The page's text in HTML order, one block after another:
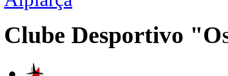
Clube Desportivo